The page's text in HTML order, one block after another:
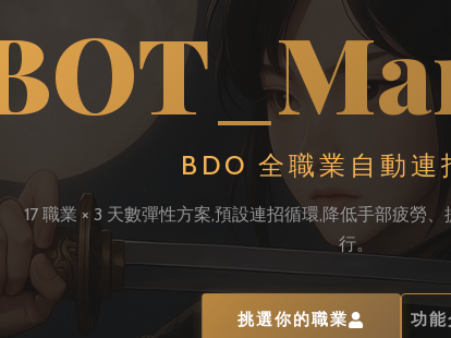
BDO 全職業自動連
17 職業 × 3 天數彈性方案,預設連招循環,降低手部疲勞
行。
挑選你的職業 功能